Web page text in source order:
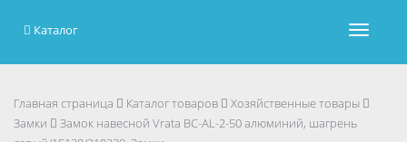
Каталог
Главная страница Каталог товаров
Хозяйственные товары
Замки
Замок навесной Vrata BC-AL-2-50 алюминий, шагрень